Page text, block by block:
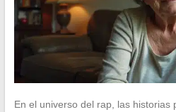
En el universo del rap, las historias